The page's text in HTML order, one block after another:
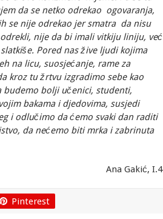
da se netko odrekao ogovaranja,
se nije odrekao jer smatra da nisu
nije da bi imali vitkiju liniju, već
Pored nas žive ljudi kojima
na licu, suosjećanje, rame za
kroz tu žrtvu izgradimo sebe kao
budemo bolji učenici, studenti,
bakama i djedovima, susjedi
i odlučimo da ćemo svaki dan raditi
da nećemo biti mrka i zabrinuta
Ana Gakić, I.4
Pinterest